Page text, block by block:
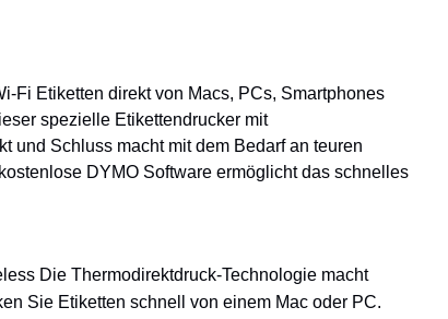
Fi Etiketten direkt von Macs, PCs, Smartphones
spezielle Etikettendrucker mit
und Schluss macht mit dem Bedarf an teuren
DYMO Software ermöglicht das schnelles
Die Thermodirektdruck-Technologie macht
Sie Etiketten schnell von einem Mac oder PC.